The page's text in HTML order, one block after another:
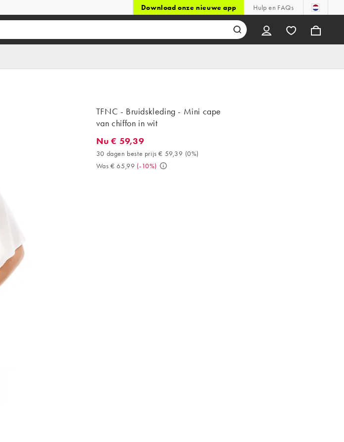
Download onze nieuwe app Hulp en FAQs
TFNC - Bruidskleding - Mini cape
van chiffon in wit
Nu € 59,39. 30 dagen beste prijs € 59,39 (0%). Was € 65,99. (-10%)
Nu € 59,39
30 dagen beste prijs € 59,39 (0%)
Was € 65,99 (-10%)